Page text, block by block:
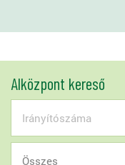
Alközpont kereső